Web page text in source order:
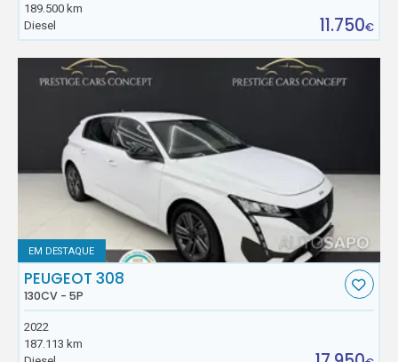
189.500 km
Diesel
11.750€
EM DESTAQUE
PEUGEOT 308
130CV - 5P
2022
187.113 km